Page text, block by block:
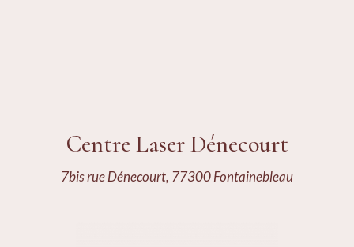
Centre Laser Dénecourt
7bis rue Dénecourt, 77300 Fontainebleau